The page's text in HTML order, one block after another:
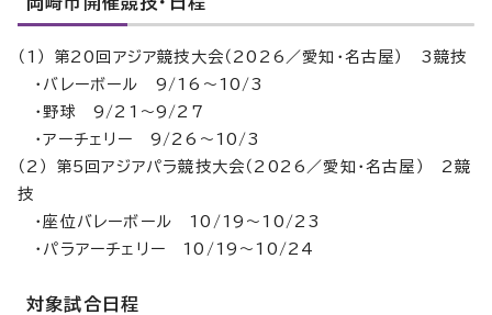
（1） 第20回アジア競技大会（2026／愛知・名古屋） 3競技
・バレーボール 9/16～10/3
・野球 9/21～9/27
・アーチェリー 9/26～10/3
（2） 第5回アジアパラ競技大会（2026／愛知・名古屋） 2競
技
・座位バレーボール 10/19～10/23
・パラアーチェリー 10/19～10/24
対象試合日程